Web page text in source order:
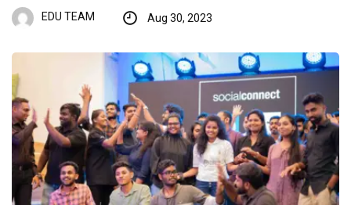
EDU TEAM Aug 30, 2023